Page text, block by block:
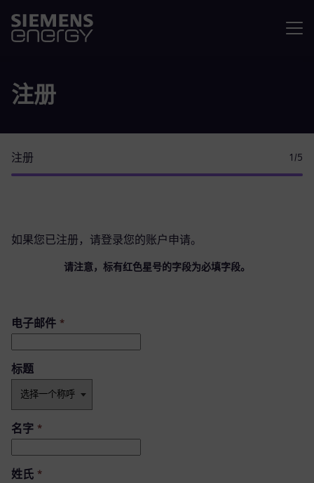
注册
注册 1 /5
如果您已注册，请登录您的账户 申请。
请注意，标有红色星号的字段为必填字段。
电子邮件 *
标题
名字 *
姓氏 *